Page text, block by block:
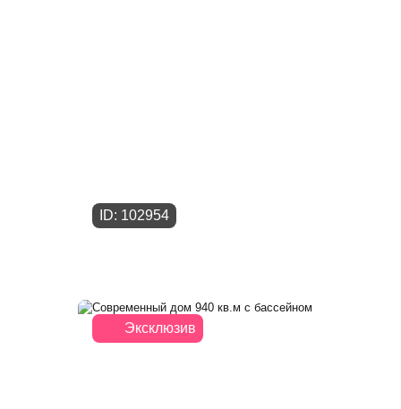
ID: 102954
Эксклюзив